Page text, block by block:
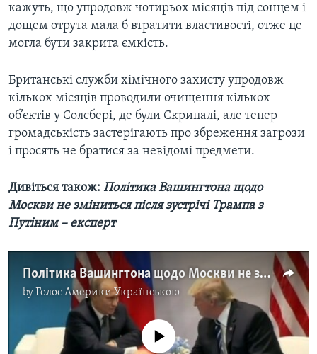
кажуть, що упродовж чотирьох місяців під сонцем і
дощем отрута мала б втратити властивості, отже це
могла бути закрита ємкість.
Британські служби хімічного захисту упродовж
кількох місяців проводили очищення кількох
об’єктів у Солсбері, де були Скрипалі, але тепер
громадськість застерігають про збреження загрози
і просять не братися за невідомі предмети.
Дивіться також: Політика Вашингтона щодо
Москви не зміниться після зустрічі Трампа з
Путіним – експерт
Політика Вашингтона щодо Москви не зміниться після зустрічі Трампа з Путіним – експерт. Відео
byГолос Америки Українською
No media source currently available